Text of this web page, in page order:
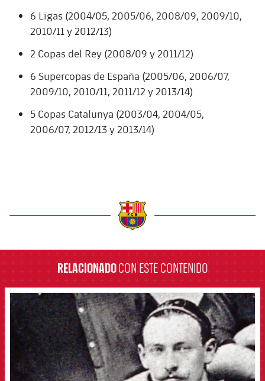
eFootball
6 Ligas (2004/05, 2005/06, 2008/09, 2009/10,
2010/11 y 2012/13)
2 Copas del Rey (2008/09 y 2011/12)
6 Supercopas de España (2005/06, 2006/07,
2009/10, 2010/11, 2011/12 y 2013/14)
5 Copas Catalunya (2003/04, 2004/05,
2006/07, 2012/13 y 2013/14)
RELACIONADOCON ESTE CONTENIDO
FCB Barcelona badge